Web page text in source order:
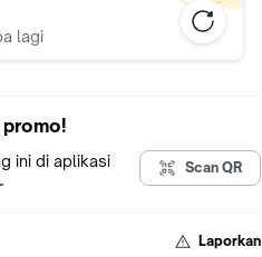
dengan terkuaknya lembar
mulai memahami asal muasal
berdua serta menyadari betapa
menyelamatkan negaranya dari
masa depan yang selama ini dia
lagi
ini di aplikasi
Scan QR
Laporkan